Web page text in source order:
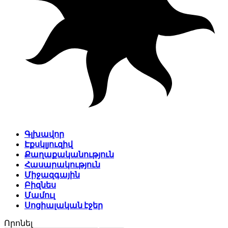
Գլխավոր
Էքսկլյուզիվ
Քաղաքականություն
Հասարակություն
Միջազգային
Բիզնես
Մամուլ
Սոցիալական էջեր
Որոնել